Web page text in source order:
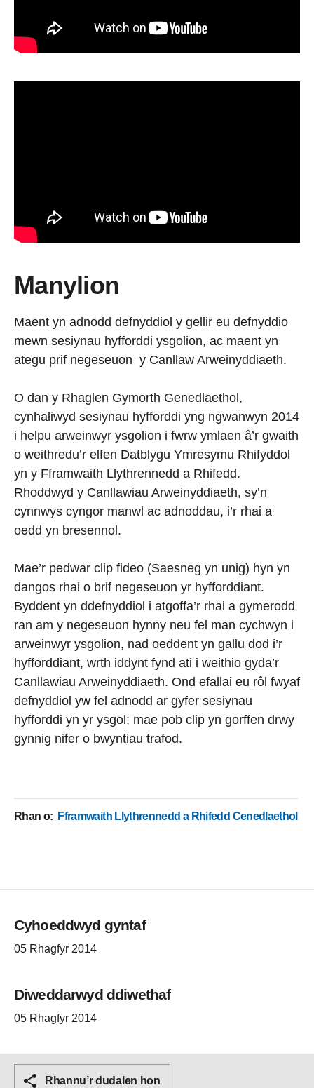
Manylion
Maent yn adnodd defnyddiol y gellir eu defnyddio
mewn sesiynau hyfforddi ysgolion, ac maent yn
ategu prif negeseuon y Canllaw Arweinyddiaeth.
O dan y Rhaglen Gymorth Genedlaethol,
cynhaliwyd sesiynau hyfforddi yng ngwanwyn 2014
i helpu arweinwyr ysgolion i fwrw ymlaen â’r gwaith
o weithredu’r elfen Datblygu Ymresymu Rhifyddol
yn y Fframwaith Llythrennedd a Rhifedd.
Rhoddwyd y Canllawiau Arweinyddiaeth, sy’n
cynnwys cyngor manwl ac adnoddau, i’r rhai a
oedd yn bresennol.
Mae’r pedwar clip fideo (Saesneg yn unig) hyn yn
dangos rhai o brif negeseuon yr hyfforddiant.
Byddent yn ddefnyddiol i atgoffa’r rhai a gymerodd
ran am y negeseuon hynny neu fel man cychwyn i
arweinwyr ysgolion, nad oeddent yn gallu dod i’r
hyfforddiant, wrth iddynt fynd ati i weithio gyda’r
Canllawiau Arweinyddiaeth. Ond efallai eu rôl fwyaf
defnyddiol yw fel adnodd ar gyfer sesiynau
hyfforddi yn yr ysgol; mae pob clip yn gorffen drwy
gynnig nifer o bwyntiau trafod.
Rhan o: Fframwaith Llythrennedd a Rhifedd Cenedlaethol
Cyhoeddwyd gyntaf
05 Rhagfyr 2014
Diweddarwyd ddiwethaf
05 Rhagfyr 2014
Rhannu’r dudalen hon